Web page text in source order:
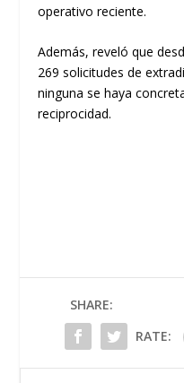
operativo reciente.
Además, reveló que
269 solicitudes de
ninguna se haya
reciprocidad.
SHARE:
RATE: